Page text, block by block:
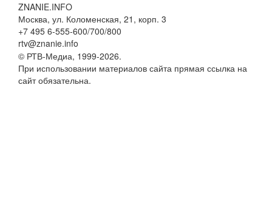
ZNANIE.INFO
Москва, ул. Коломенская, 21, корп. 3
+7 495 6-555-600/700/800
rtv@znanie.info
© РТВ-Медиа, 1999-2026.
При использовании материалов сайта прямая ссылка на
сайт обязательна.